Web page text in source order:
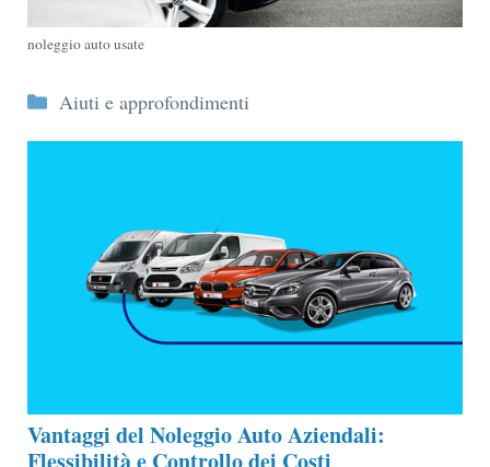
noleggio auto usate
Categorie
Aiuti e approfondimenti
Vantaggi del Noleggio Auto Aziendali: